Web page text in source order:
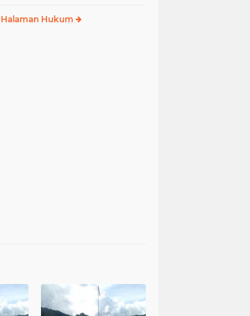
Halaman Hukum